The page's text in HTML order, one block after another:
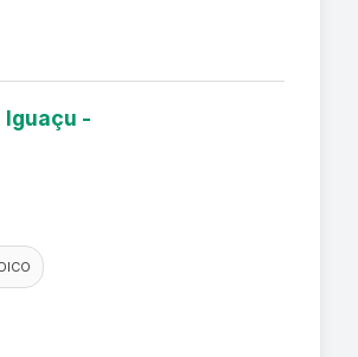
Iguaçu -